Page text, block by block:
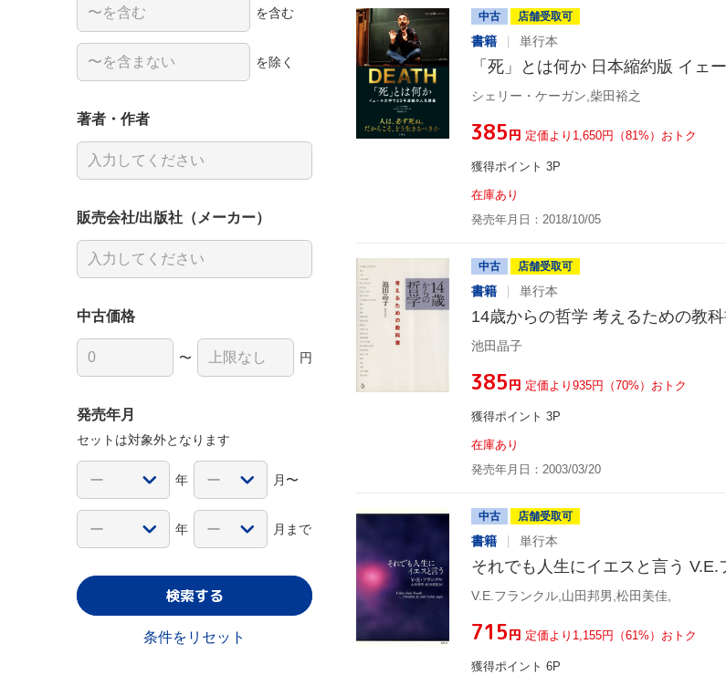
中古 店舗受取可
書籍 単行本
「死」とは何か 日本縮約版 イェ
シェリー・ケーガン,柴田裕之
¥385円 定価より1,650円（81%）おトク
獲得ポイント 3P
在庫あり
発売年月日：2018/10/05
中古 店舗受取可
書籍 単行本
14歳からの哲学 考えるための教
池田晶子
¥385円 定価より935円（70%）おトク
獲得ポイント 3P
在庫あり
発売年月日：2003/03/20
中古 店舗受取可
書籍 単行本
それでも人生にイエスと言う V.E.
V.E.フランクル,山田邦男,松田美佳,
¥715円 定価より1,155円（61%）おトク
獲得ポイント 6P
を含む
を除く
著者・作者
販売会社/出版社（メーカー）
中古価格
〜 円
発売年月
セットは対象外となります
年 月〜
年 月まで
検索する
条件をリセット